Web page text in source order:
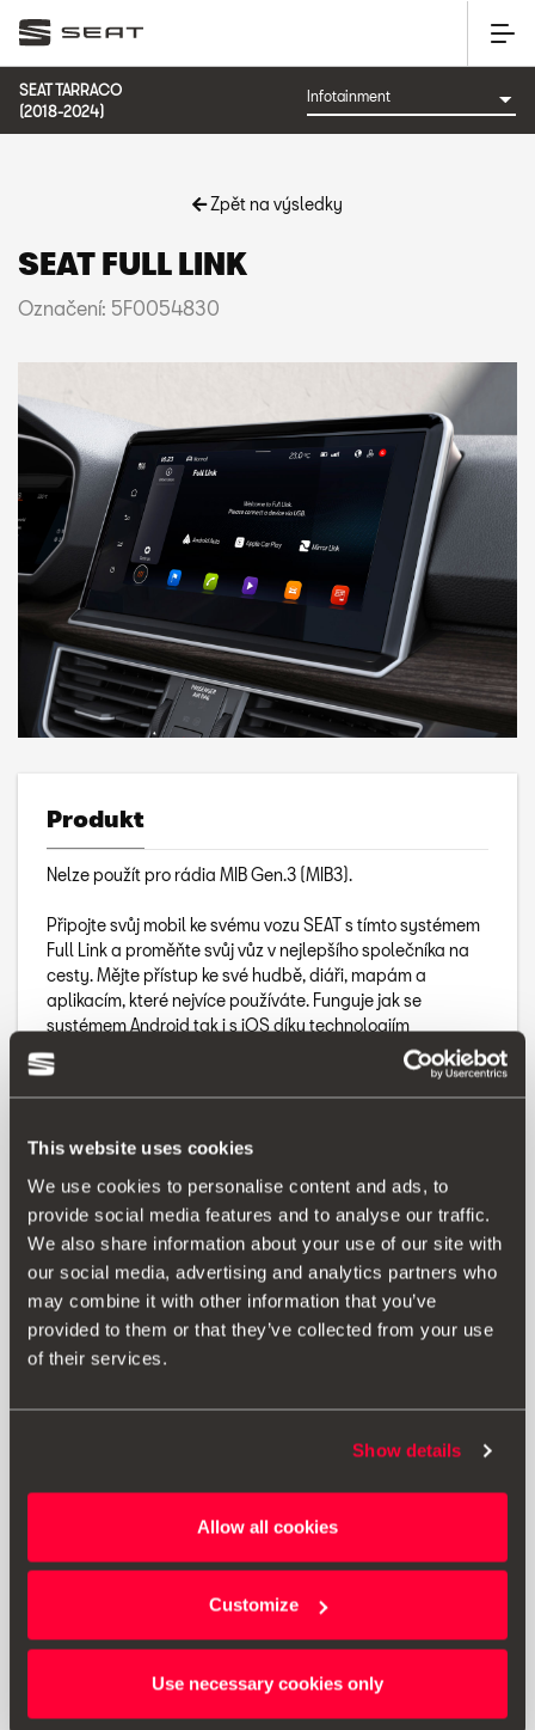
This website uses cookies
We use cookies to personalise content and ads, to
provide social media features and to analyse our traffic.
We also share information about your use of our site with
our social media, advertising and analytics partners who
may combine it with other information that you’ve
provided to them or that they’ve collected from your use
of their services.
Show details
Allow all cookies
Customize
Use necessary cookies only
SEAT TARRACO
(2018-2024)
Zpět na výsledky
SEAT FULL LINK
Označení: 5F0054830
Produkt
Nelze použít pro rádia MIB Gen.3 (MIB3).
Připojte svůj mobil ke svému vozu SEAT s tímto systémem
Full Link a proměňte svůj vůz v nejlepšího společníka na
cesty. Mějte přístup ke své hudbě, diáři, mapám a
aplikacím, které nejvíce používáte. Funguje jak se
systémem Android tak i s iOS díky technologiím
MirrorLink™, Android Auto™ a Apple CarPlay™.
K aktivaci systému Full Link se obraťte na Autorizovaný
servis SEAT.
uvedených v uživatelské příručce.
Kompatibilní s následujícími informačními a zábavními
systémy od týdne 22/15 (MY2016):
''Radio Standard (Gen2 GP)'' – PR: I8F
''Radio Standard (Gen2)'' – PR: I8E
''Radio Entry Plus / Basic (Gen2 GP)'' – PR: I8C
''Radio High (Gen2)'' – PR: I8H
ALHAMBRA kompatibilní pouze s PR 7UP
IBIZA NF 2017: Žádné další díly nejsou potřeba.
LEON SE37X: Konektor (5G0 035 222E) + kryt (8V0 035
TOLEDO: Žádné další díly nejsou potřeba.
IBIZA: Konektor (5G0 035 222E) + kryt (8V0 035 750D).
kryta (4E0 035 750F).
ALHAMBRA (OD de cw45/15): Konektor (5G0 035 222E) +